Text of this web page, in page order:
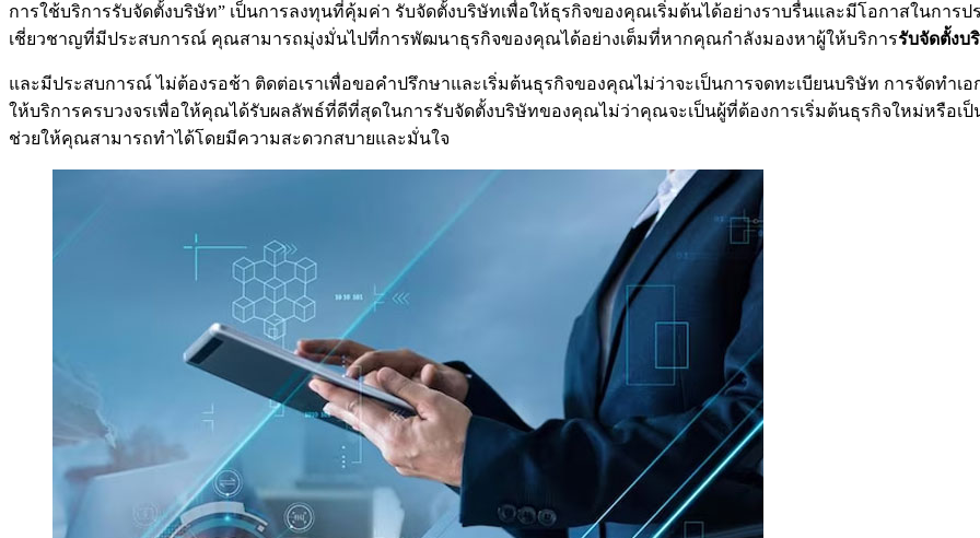
การใช้บริการรับจัดตั้งบริษัท” เป็นการลงทุนที่คุ้มค่า รับจัดตั้งบริษัทเพื่อให้ธุรกิจของคุณเริ่มต้นได้อย่างราบรื่นและมีโอกาสในการ
เชี่ยวชาญที่มีประสบการณ์ คุณสามารถมุ่งมั่นไปที่การพัฒนาธุรกิจของคุณได้อย่างเต็มที่หากคุณกำลังมองหาผู้ให้บริการรับจัดตั้งบ
และมีประสบการณ์ ไม่ต้องรอช้า ติดต่อเราเพื่อขอคำปรึกษาและเริ่มต้นธุรกิจของคุณไม่ว่าจะเป็นการจดทะเบียนบริษัท การจัดทำเ
ให้บริการครบวงจรเพื่อให้คุณได้รับผลลัพธ์ที่ดีที่สุดในการรับจัดตั้งบริษัทของคุณไม่ว่าคุณจะเป็นผู้ที่ต้องการเริ่มต้นธุรกิจใหม่หรือเป็
ช่วยให้คุณสามารถทำได้โดยมีความสะดวกสบายและมั่นใจ